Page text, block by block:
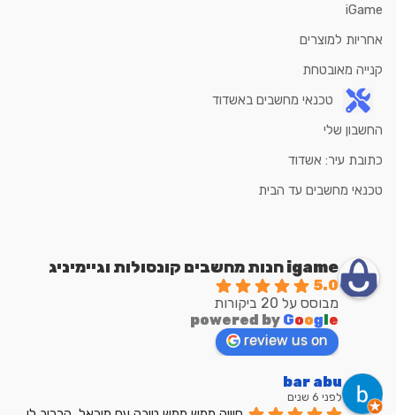
iGame
אחריות למוצרים
קנייה מאובטחת
טכנאי מחשבים באשדוד
החשבון שלי
כתובת עיר: אשדוד
טכנאי מחשבים עד הבית
igame חנות מחשבים קונסולות וגיימיניג
5.0
מבוסס על 20 ביקורות
powered by Google
review us on
bar abu
לפני 6 שנים